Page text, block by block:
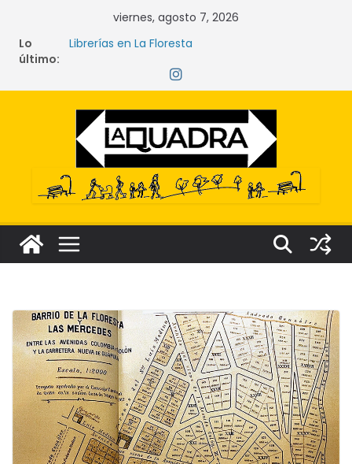
contenido
viernes, agosto 7, 2026
Lo
último:
Librerías en La Floresta
La crisis silenciosa que amenaza ecosistemas,
comunidades y derechos
Narcocultura: el fenómeno que transforma el
delito en aspiración social
Tecnología y lectura